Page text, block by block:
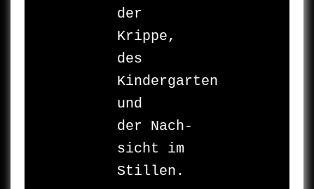
der
Krippe,
des
Kindergartens
und
der Nach-
sicht im
Stillen.